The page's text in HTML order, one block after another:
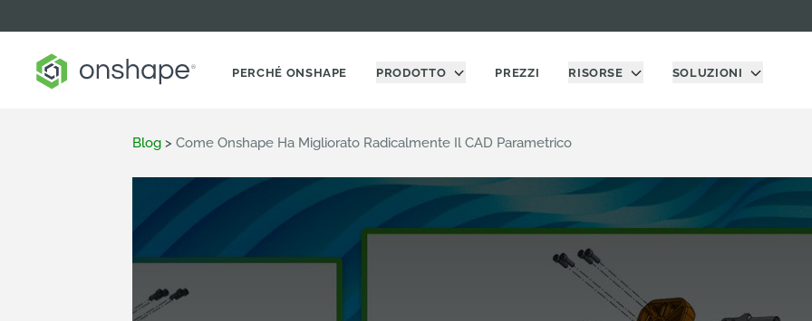
PERCHÉ ONSHAPE PRODOTTO PREZZI RISORSE SOLUZIONI
Blog > Come Onshape Ha Migliorato Radicalmente Il CAD Parametrico